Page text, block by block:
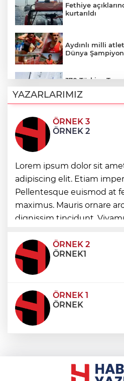
Fethiye
kurtarıldı
Aydınlı milli
Dünya
J70 Türkiye Turu
Nautique
etti
Bursa’da 700
yaşatılıyor
Bursa'da rahvan
koştu
yolcu
YAZARLARIMIZ
ÖRNEK 3
ÖRNEK 2
Lorem ipsum dolor sit
adipiscing elit. Etiam
Pellentesque euismod at
maximus. Mauris ornare
dignissim tincidunt.
condimentum eros et,
ÖRNEK 2
ÖRNEK1
ÖRNEK 1
ÖRNEK